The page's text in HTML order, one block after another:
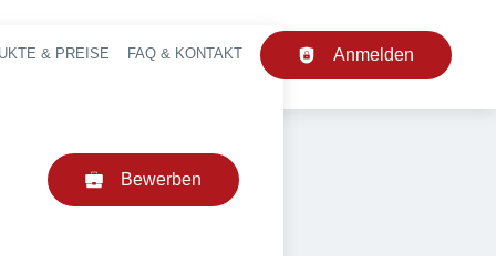
Navigation
& PREISE FAQ & KONTAKT Anmelden
Bewerben